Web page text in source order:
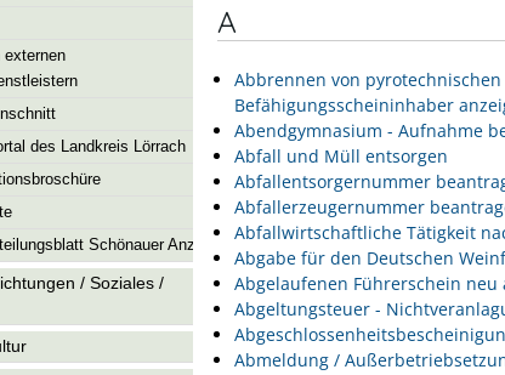
externen
des Landkreis Lörrach
Schönauer Anzeiger
/ Soziales /
A
Abbrennen von
Befähigungsscheininhaber
Abendgymnasium - Aufnahme
Abfall und Müll entsorgen
Abfallentsorgernummer
Abfallerzeugernummer
Abfallwirtschaftliche Tätigkeit
Abgabe für den Deutschen
Abgelaufenen Führerschein neu
Abgeltungsteuer -
Abmeldung /